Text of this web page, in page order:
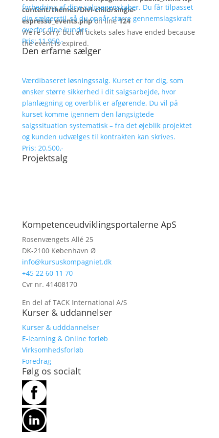
content/themes/Divi-child/single-
espresso_events.phpon line124
We're sorry, but all tickets sales have ended because
the event is expired.
forbedring af dine salgsegenskaber. Du får tilpasset
din sælgerstil, så du opnår større gennemslagskraft
overfor dine kunder.
Pris: 11.950,-
Den erfarne sælger
Værdibaseret løsningssalg. Kurset er for dig, som
ønsker større sikkerhed i dit salgsarbejde, hvor
planlægning og overblik er afgørende. Du vil på
kurset komme igennem den langsigtede
salgssituation systematisk – fra det øjeblik projektet
og kunden udvælges til kontrakten kan skrives.
Pris: 20.500,-
Projektsalg
Kompetenceudviklingsportalerne ApS
Rosenvængets Allé 25
DK-2100 København Ø
info@kursuskompagniet.dk
+45 22 60 11 70
Cvr nr. 41408170
En del af TACK International A/S
Kurser & uddannelser
Kurser & udddannelser
E-learning & Online forløb
Virksomhedsforløb
Foredrag
Følg os socialt